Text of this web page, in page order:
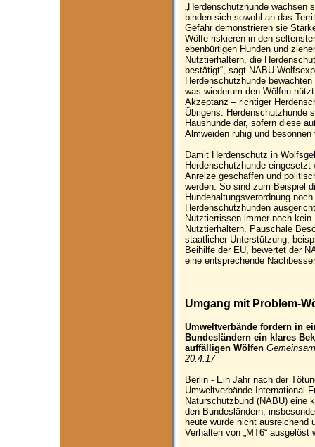
„Herdenschutzhunde
binden sich sowohl an das
Gefahr demonstrieren sie
Wölfe riskieren in den
ebenbürtigen Hunden und
Nutztierhaltern, die
bestätigt“, sagt NABU-
Herdenschutzhunde
was wiederum den Wölfen
Akzeptanz – richtiger
Übrigens: Herdenschutzhunde
Haushunde dar, sofern diese
Almweiden ruhig und
Damit Herdenschutz in
Herdenschutzhunde
Anreize geschaffen und
werden. So sind zum Beispiel
Hundehaltungsverordnung
Herdenschutzhunden
Nutztierrissen immer noch
Nutztierhaltern. Pauschale
staatlicher Unterstützung,
Beihilfe der EU, bewertet der
eine entsprechende
Umgang mit Problem-
Umweltverbände fordern in
Bundesländern ein klares
auffälligen Wölfen
20.4.17
Berlin - Ein Jahr nach der
Umweltverbände International
Naturschutzbund (NABU) eine
den Bundesländern,
heute wurde nicht ausreichend
Verhalten von „MT6“ ausgelöst